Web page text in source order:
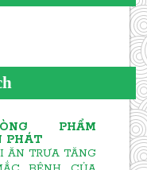
PHẨM
PHÁT
ĂN TRƯA TĂNG